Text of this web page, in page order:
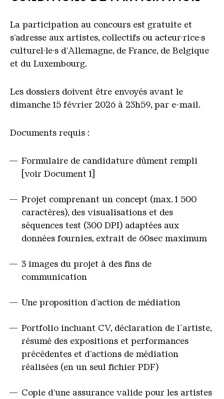
La participation au concours est gratuite et
s’adresse aux artistes, collectifs ou acteur·rice·s
culturel·le·s d’Allemagne, de France, de Belgique
et du Luxembourg.
Les dossiers doivent être envoyés avant le
dimanche 15 février 2026 à 23h59, par e-mail.
Documents requis :
Formulaire de candidature dûment rempli
[voir Document 1]
Projet comprenant un concept (max. 1 500
caractères), des visualisations et des
séquences test (300 DPI) adaptées aux
données fournies, extrait de 60sec maximum
3 images du projet à des fins de
communication
Une proposition d’action de médiation
Portfolio incluant CV, déclaration de l´artiste,
résumé des expositions et performances
précédentes et d’actions de médiation
réalisées (en un seul fichier PDF)
Copie d’une assurance valide pour les artistes